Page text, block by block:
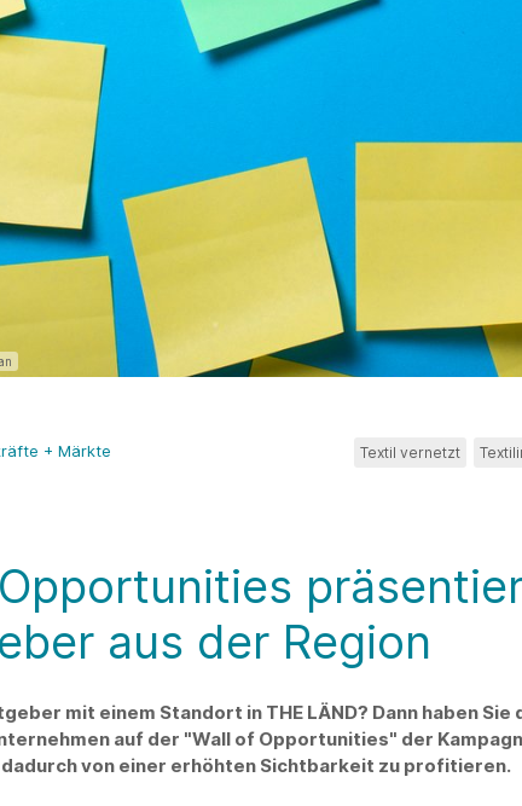
+ Märkte Textil vernetzt
aus der Region
mit einem Standort in THE LÄND? Dann haben Sie
auf der "Wall of Opportunities" der
von einer erhöhten Sichtbarkeit zu profitieren.